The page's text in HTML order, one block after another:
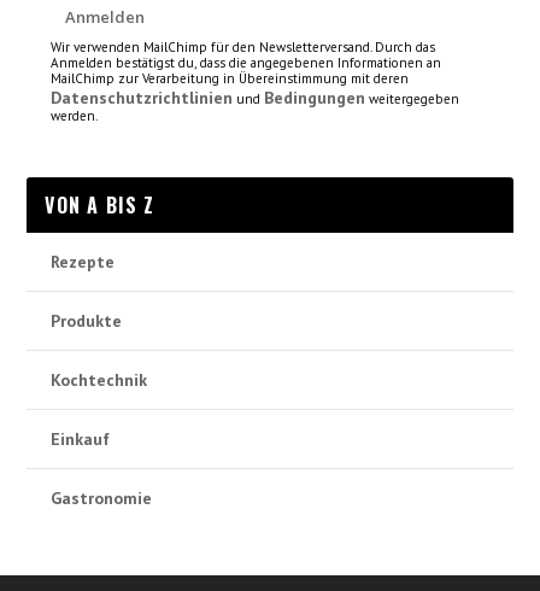
Wir verwenden MailChimp für den Newsletterversand. Durch das
Anmelden bestätigst du, dass die angegebenen Informationen an
MailChimp zur Verarbeitung in Übereinstimmung mit deren
Datenschutzrichtlinien und Bedingungen weitergegeben
werden.
VON A BIS Z
Rezepte
Produkte
Kochtechnik
Einkauf
Gastronomie